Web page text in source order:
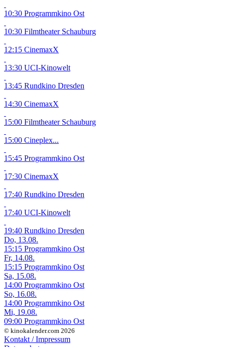
10:30 Programmkino Ost
10:30 Filmtheater Schauburg
12:15 CinemaxX
13:30 UCI-Kinowelt
13:45 Rundkino Dresden
14:30 CinemaxX
15:00 Filmtheater Schauburg
15:00 Cineplex...
15:45 Programmkino Ost
17:30 CinemaxX
17:40 Rundkino Dresden
17:40 UCI-Kinowelt
19:40 Rundkino Dresden
Do, 13.08.
15:15 Programmkino Ost
Fr, 14.08.
15:15 Programmkino Ost
Sa, 15.08.
14:00 Programmkino Ost
So, 16.08.
14:00 Programmkino Ost
Mi, 19.08.
09:00 Programmkino Ost
© kinokalender.com 2026
Kontakt / Impressum